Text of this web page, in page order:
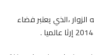
،الذي يعتبر فضاء